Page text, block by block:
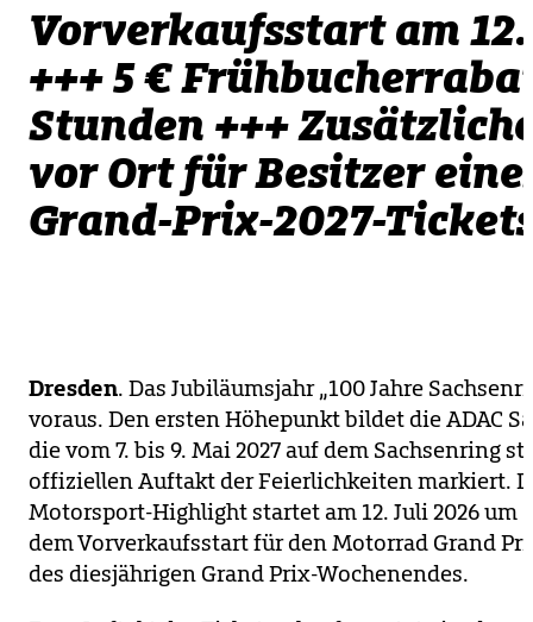
Vorverkaufsstart am
+++ 5 €
Stunden +++
vor Ort für Besitzer
Grand-Prix-2027-
Dresden. Das Jubiläumsjahr „100 Jahre
voraus. Den ersten Höhepunkt bildet die ADAC
die vom 7. bis 9. Mai 2027 auf dem Sachsenring
offiziellen Auftakt der Feierlichkeiten markiert.
Motorsport-Highlight startet am 12. Juli 2026 um
dem Vorverkaufsstart für den Motorrad Grand
des diesjährigen Grand Prix-Wochenendes.